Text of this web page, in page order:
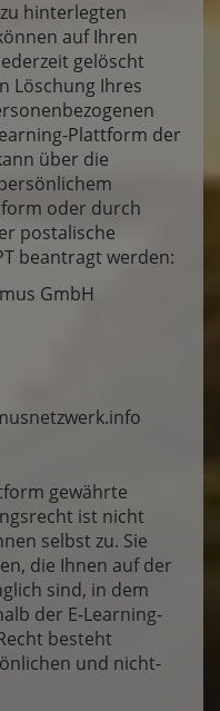
hinterlegten
auf Ihren
gelöscht
Löschung Ihres
Plattform der
über die
oder durch
postalische
beantragt werden:
GmbH
gewährte
ist nicht
selbst zu. Sie
die Ihnen auf der
sind, in dem
der E-Learning-
besteht
und nicht-